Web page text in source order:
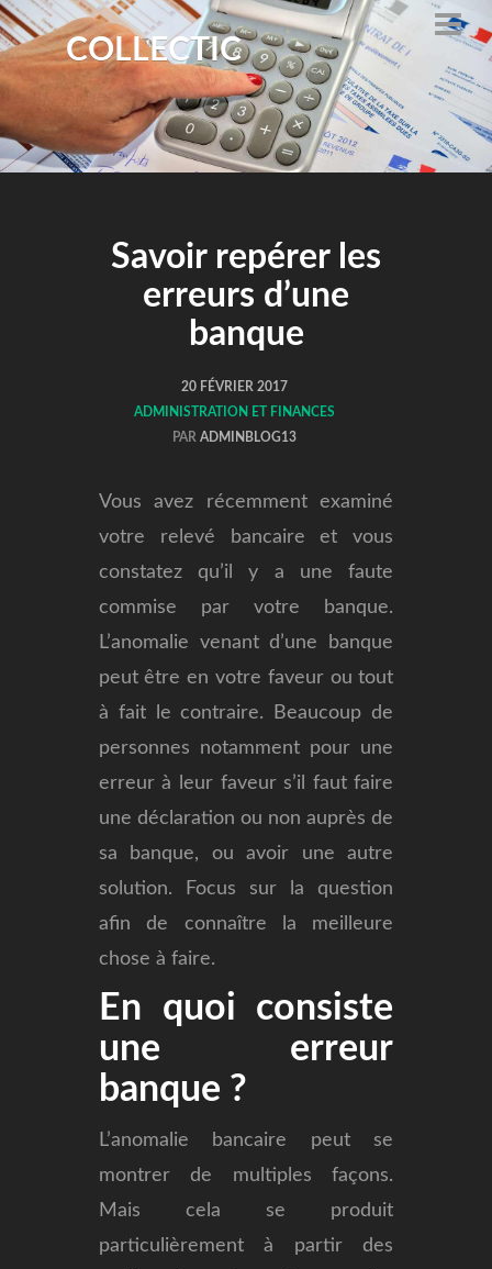
COLLECTIC
Savoir repérer les
erreurs d’une
banque
20 FÉVRIER 2017
ADMINISTRATION ET FINANCES
PAR ADMINBLOG13
Vous avez récemment examiné
votre relevé bancaire et vous
constatez qu’il y a une faute
commise par votre banque.
L’anomalie venant d’une banque
peut être en votre faveur ou tout
à fait le contraire. Beaucoup de
personnes notamment pour une
erreur à leur faveur s’il faut faire
une déclaration ou non auprès de
sa banque, ou avoir une autre
solution. Focus sur la question
afin de connaître la meilleure
chose à faire.
En quoi consiste
une erreur
banque ?
L’anomalie bancaire peut se
montrer de multiples façons.
Mais cela se produit
particulièrement à partir des